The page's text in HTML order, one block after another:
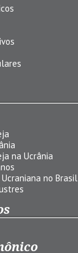
na Ucrânia
no Brasil